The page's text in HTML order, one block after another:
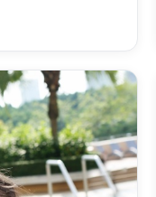
首映上线，适合喜